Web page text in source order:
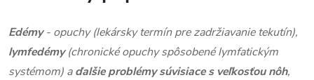
Edémy- opuchy (lekársky termín pre zadržiavanie tekutín),
lymfedémy(chronické opuchy spôsobené lymfatickým
systémom) aďalšie problémy súvisiace s veľkosťou nôh,